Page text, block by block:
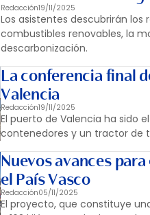
Redacción19/11/2025
Los asistentes descubrirán
combustibles renovables, la
descarbonización.
La conferencia final
Valencia
Redacción19/11/2025
El puerto de Valencia ha sido
contenedores y un tractor de
Nuevos avances
el País Vasco
Redacción05/11/2025
El proyecto, que constituye